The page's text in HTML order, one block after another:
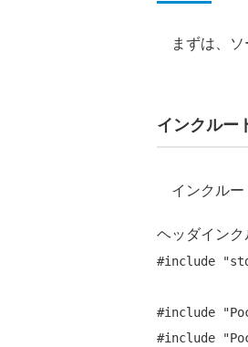
まずは、ソ
インクルー
インクルー
ヘッダイン
#include
#include
#include